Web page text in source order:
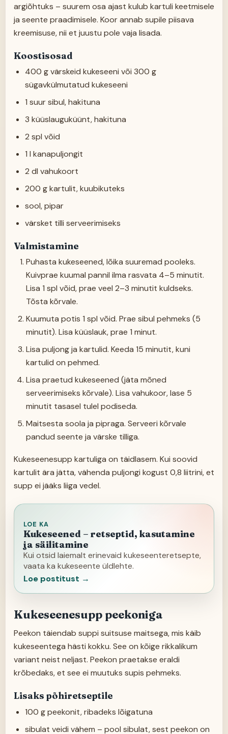
argiõhtuks – suurem osa ajast kulub kartuli keetmisele
ja seente praadimisele. Koor annab supile piisava
kreemisuse, nii et juustu pole vaja lisada.
Koostisosad
400 g värskeid kukeseeni või 300 g
sügavkülmutatud kukeseeni
1 suur sibul, hakituna
3 küüslauguküünt, hakituna
2 spl võid
1 l kanapuljongit
2 dl vahukoort
200 g kartulit, kuubikuteks
sool, pipar
värsket tilli serveerimiseks
Valmistamine
Puhasta kukeseened, lõika suuremad pooleks.
Kuivprae kuumal pannil ilma rasvata 4–5 minutit.
Lisa 1 spl võid, prae veel 2–3 minutit kuldseks.
Tõsta kõrvale.
Kuumuta potis 1 spl võid. Prae sibul pehmeks (5
minutit). Lisa küüslauk, prae 1 minut.
Lisa puljong ja kartulid. Keeda 15 minutit, kuni
kartulid on pehmed.
Lisa praetud kukeseened (jäta mõned
serveerimiseks kõrvale). Lisa vahukoor, lase 5
minutit tasasel tulel podiseda.
Maitsesta soola ja pipraga. Serveeri kõrvale
pandud seente ja värske tilliga.
Kukeseenesupp kartuliga on täidlasem. Kui soovid
kartulit ära jätta, vähenda puljongi kogust 0,8 liitrini, et
supp ei jääks liiga vedel.
LOE KA
Kukeseened – retseptid, kasutamine
ja säilitamine
Kui otsid laiemalt erinevaid kukeseenteretsepte,
vaata ka kukeseente üldlehte.
Loe postitust →
Kukeseenesupp peekoniga
Peekon täiendab suppi suitsuse maitsega, mis käib
kukeseentega hästi kokku. See on kõige rikkalikum
variant neist neljast. Peekon praetakse eraldi
krõbedaks, et see ei muutuks supis pehmeks.
Lisaks põhiretseptile
100 g peekonit, ribadeks lõigatuna
sibulat veidi vähem – pool sibulat, sest peekon on